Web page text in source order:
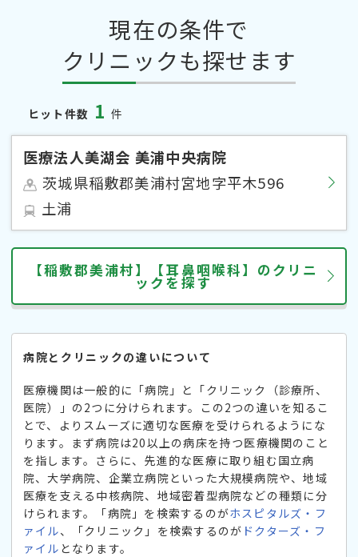
現在の条件で
クリニックも探せます
ヒット件数 1 件
医療法人美湖会 美浦中央病院
茨城県稲敷郡美浦村宮地字平木596
土浦
【稲敷郡美浦村】【耳鼻咽喉科】のクリニ
ックを探す
病院とクリニックの違いについて
医療機関は一般的に「病院」と「クリニック（診療所、
医院）」の2つに分けられます。この2つの違いを知るこ
とで、よりスムーズに適切な医療を受けられるようにな
ります。まず病院は20以上の病床を持つ医療機関のこと
を指します。さらに、先進的な医療に取り組む国立病
院、大学病院、企業立病院といった大規模病院や、地域
医療を支える中核病院、地域密着型病院などの種類に分
けられます。「病院」を検索するのがホスピタルズ・フ
ァイル、「クリニック」を検索するのが ドクターズ・フ
ァイル となります。